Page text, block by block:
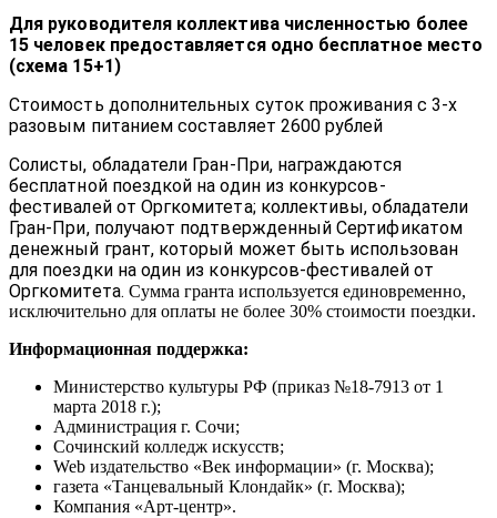
Для руководителя коллектива численностью более
15 человек предоставляется одно бесплатное место
(схема 15+1)
Стоимость дополнительных суток проживания с 3-х
разовым питанием составляет 2600 рублей
Солисты, обладатели Гран-При, награждаются
бесплатной поездкой на один из конкурсов-
фестивалей от Оргкомитета; коллективы, обладатели
Гран-При, получают подтвержденный Сертификатом
денежный грант, который может быть использован
для поездки на один из конкурсов-фестивалей от
Оргкомитета. Сумма гранта используется единовременно,
исключительно для оплаты не более 30% стоимости поездки.
Информационная поддержка:
Министерство культуры РФ (приказ №18-7913 от 1
марта 2018 г.);
Администрация г. Сочи;
Сочинский колледж искусств;
Web издательство «Век информации» (г. Москва);
газета «Танцевальный Клондайк» (г. Москва);
Компания «Арт-центр».